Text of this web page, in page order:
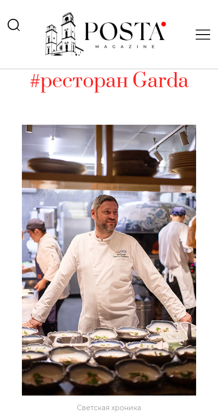
#ресторан Garda
Светская хроника